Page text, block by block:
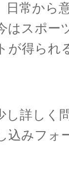
日常から
はスポー
が得られ
し詳しく
込みフォ